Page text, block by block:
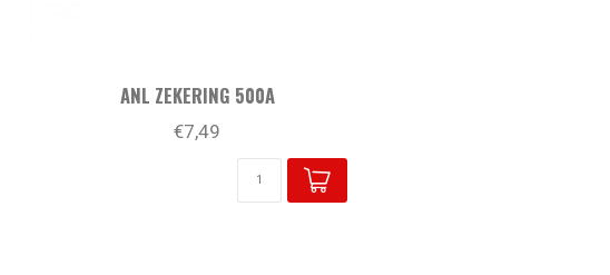
ANL ZEKERING 500A
€7,49